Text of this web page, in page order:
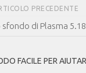
PRECEDENTE
sfondo di Plasma 5.18
FACILE PER